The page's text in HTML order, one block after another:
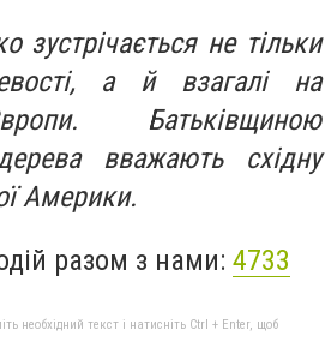
зустрічається не тільки
а й взагалі на
Батьківщиною
вважають східну
Америки.
разом з нами: 4733
необхідний текст і натисніть Ctrl + Enter, щоб